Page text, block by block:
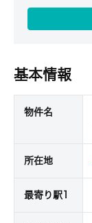
基本情報
物件名
所在地
最寄り駅1